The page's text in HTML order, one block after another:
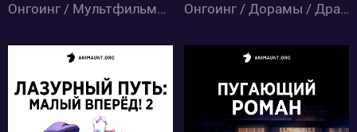
Онгоинг / Мультфильмы / Комедия / Приключения / Фантастика Онгоинг / Дорамы / Драма / Комедия